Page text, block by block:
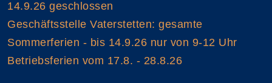
14.9.26 geschlossen
Geschäftsstelle Vaterstetten: gesamte
Sommerferien - bis 14.9.26 nur von 9-12 Uhr
Betriebsferien vom 17.8. - 28.8.26